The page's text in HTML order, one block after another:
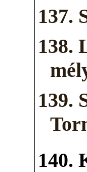
137.
138.
139.
140.